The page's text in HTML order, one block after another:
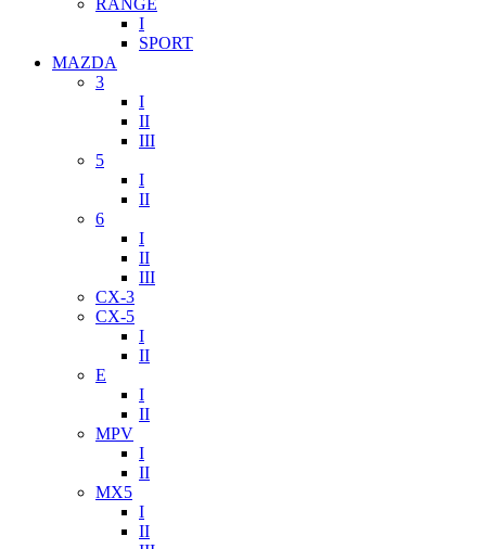
RANGE
I
SPORT
MAZDA
3
I
II
III
5
I
II
6
I
II
III
CX-3
CX-5
I
II
E
I
II
MPV
I
II
MX5
I
II